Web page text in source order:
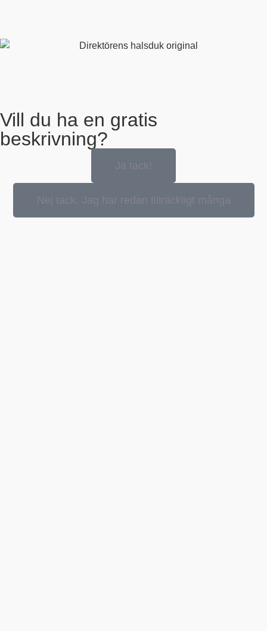
Vill du ha en gratis
beskrivning?
Ja tack!
Nej tack, Jag har redan tillräckligt många